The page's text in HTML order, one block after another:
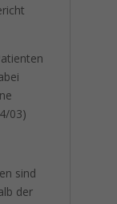
03)
sind
der